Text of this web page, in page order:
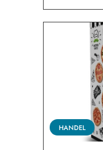
HANDEL